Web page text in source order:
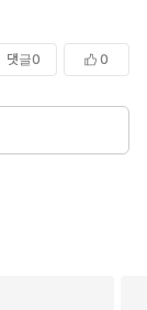
댓글0 0